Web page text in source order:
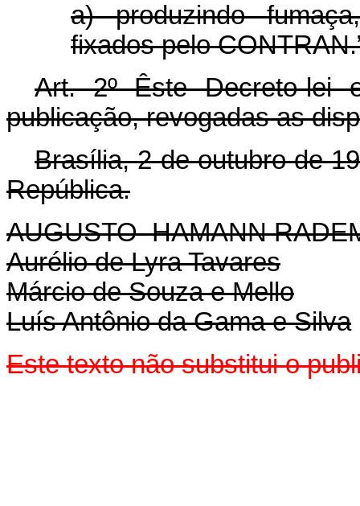
a) produzindo
fixados pelo
Art. 2º Êste Decreto-lei
publicação, revogadas as
Brasília, 2 de outubro de
República.
AUGUSTO HAMANN
Aurélio de Lyra Tavares
Márcio de Souza e Mello
Luís Antônio da Gama e Silva
Este texto não substitui o